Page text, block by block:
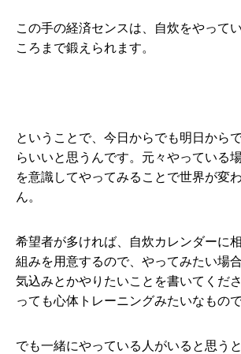
この手の経済センスは、自炊をやって
ころまで鍛えられます。
ということで、今日からでも明日から
らいいと思うんです。元々やっている
を意識してやってみることで世界が変
ん。
希望者が多ければ、自炊カレンダーに
組みを用意するので、やってみたい場
気込みとかやりたいことを書いてくだ
っても心体トレーニングみたいなもの
でも一緒にやっている人がいると思う